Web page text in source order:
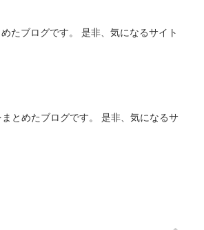
たブログです。 是非、気になるサイト
とめたブログです。 是非、気になるサ